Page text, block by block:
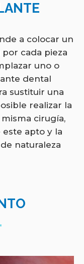
a colocar un
cada pieza
uno o
dental
sustituir una
realizar la
cirugía,
apto y la
naturaleza